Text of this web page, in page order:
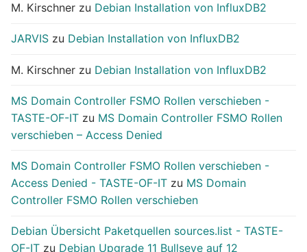
M. Kirschner zu Debian Installation von InfluxDB2
JARVIS zu Debian Installation von InfluxDB2
M. Kirschner zu Debian Installation von InfluxDB2
MS Domain Controller FSMO Rollen verschieben -
TASTE-OF-IT zu MS Domain Controller FSMO Rollen
verschieben – Access Denied
MS Domain Controller FSMO Rollen verschieben -
Access Denied - TASTE-OF-IT zu MS Domain
Controller FSMO Rollen verschieben
Debian Übersicht Paketquellen sources.list - TASTE-
OF-IT zu Debian Upgrade 11 Bullseye auf 12